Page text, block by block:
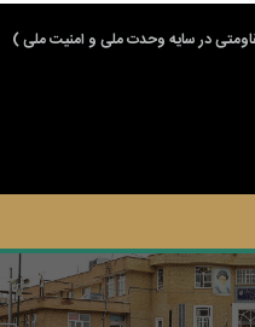
در سایه وحدت ملی و امنیت ملی )